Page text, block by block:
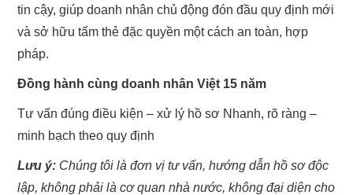
tin cậy, giúp doanh nhân chủ động đón đầu quy định mới
và sở hữu tấm thẻ đặc quyền một cách an toàn, hợp
pháp.
Đồng hành cùng doanh nhân Việt 15 năm
Tư vấn đúng điều kiện – xử lý hồ sơ Nhanh, rõ ràng –
minh bạch theo quy định
Lưu ý: Chúng tôi là đơn vị tư vấn, hướng dẫn hồ sơ độc
lập, không phải là cơ quan nhà nước, không đại diện cho